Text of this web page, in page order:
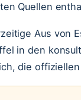
Quellen
Aus von
in den
die